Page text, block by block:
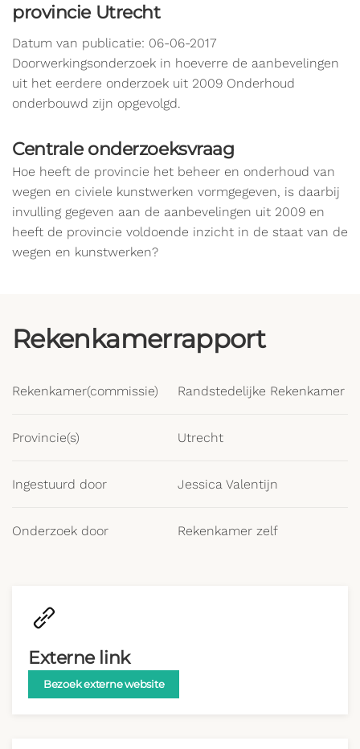
provincie Utrecht
Datum van publicatie: 06-06-2017
Doorwerkingsonderzoek in hoeverre de aanbevelingen
uit het eerdere onderzoek uit 2009 Onderhoud
onderbouwd zijn opgevolgd.
Centrale onderzoeksvraag
Hoe heeft de provincie het beheer en onderhoud van
wegen en civiele kunstwerken vormgegeven, is daarbij
invulling gegeven aan de aanbevelingen uit 2009 en
heeft de provincie voldoende inzicht in de staat van de
wegen en kunstwerken?
Rekenkamerrapport
Rekenkamer(commissie) Randstedelijke Rekenkamer
Provincie(s) Utrecht
Ingestuurd door Jessica Valentijn
Onderzoek door Rekenkamer zelf
Externe link
Bezoek externe website